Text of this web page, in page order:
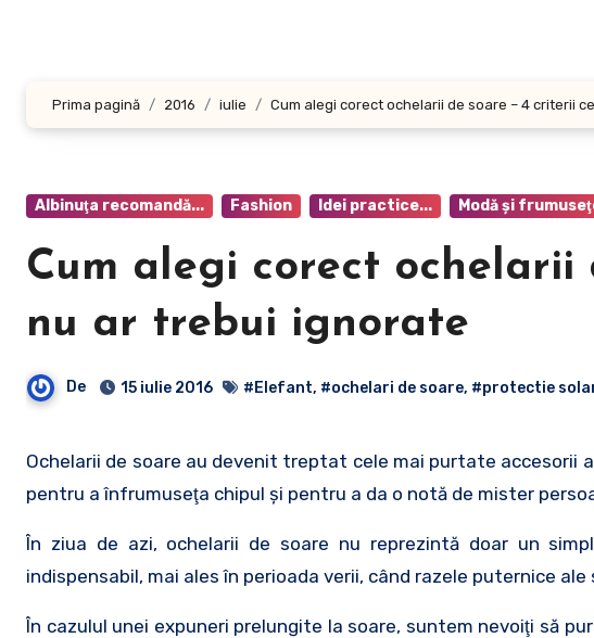
Prima pagină 2016 iulie Cum alegi corect ochelarii de soare – 4 criterii
Albinuţa recomandă... Fashion Idei practice... Modă şi
Cum alegi corect
nu ar trebui ignorate
De 15 iulie 2016 #Elefant, #ochelari de soare, #protectie
Ochelarii de soare au devenit treptat cele mai purtate accesorii atât de femei cât şi de bărbaţi. Iniţial aceştia erau purtaţi
pentru a înfrumuseţa chipul şi pentru a da o notă de mister
În ziua de azi, ochelarii de soare nu reprezintă doar un
indispensabil, mai ales în perioada verii, când razele puternice
În cazulul unei expuneri prelungite la soare, suntem nevoiţi să